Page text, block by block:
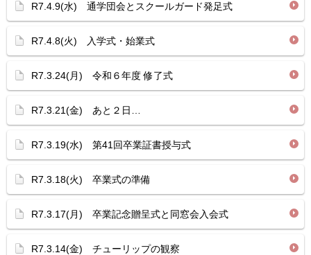
R7.4.9(水) 通学団会とスクールガード発足式
R7.4.8(火) 入学式・始業式
R7.3.24(月) 令和６年度 修了式
R7.3.21(金) あと２日…
R7.3.19(水) 第41回卒業証書授与式
R7.3.18(火) 卒業式の準備
R7.3.17(月) 卒業記念贈呈式と同窓会入会式
R7.3.14(金) チューリップの観察